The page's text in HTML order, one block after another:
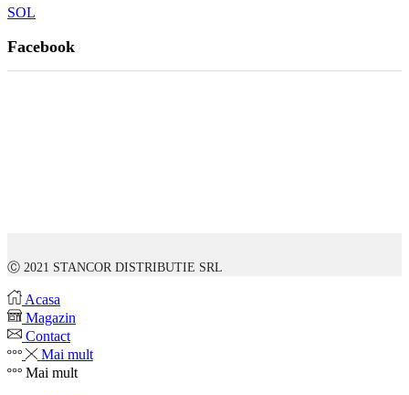
SOL
Facebook
Ⓒ 2021 STANCOR DISTRIBUTIE SRL
Acasa
Magazin
Contact
Mai mult
Mai mult